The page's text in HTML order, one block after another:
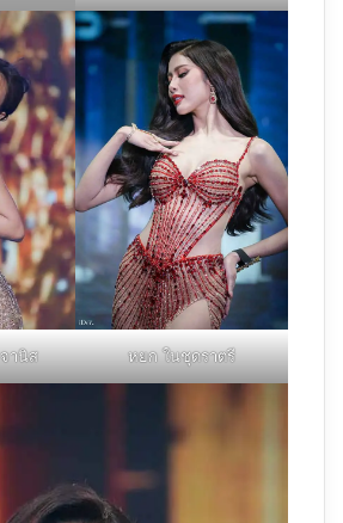
านิส หยก ในชุดราตรี